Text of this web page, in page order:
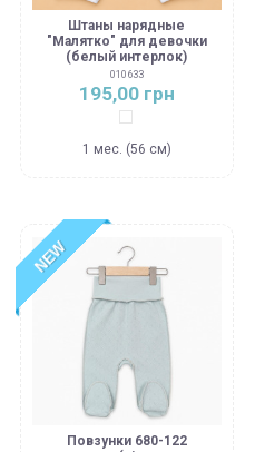
Штаны нарядные
"Малятко" для девочки
(белый интерлок)
010633
195,00 грн
Белый
1 мес. (56 см)
NEW
Повзунки 680-122